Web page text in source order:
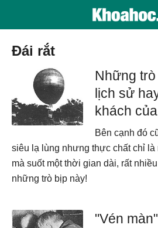
đái rắt
Những
lịch sử
khách
Bên cạnh đó
siêu lạ lùng nhưng thực chất chỉ là
mà suốt một thời gian dài, rất
những trò bịp này!
"Vén